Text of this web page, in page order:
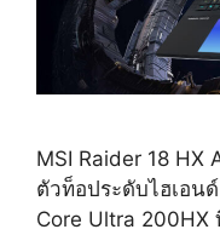
MSI Raider 18 HX
ตัวท็อประดับไฮเอน
Core Ultra 200HX